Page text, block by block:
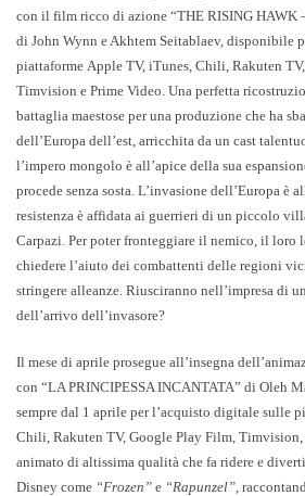
con il film ricco di azione “THE RISING HAWK
di John Wynn e Akhtem Seitablaev, disponibile
piattaforme Apple TV, iTunes, Chili, Rakuten
Timvision e Prime Video. Una perfetta
battaglia maestose per una produzione che ha
dell’Europa dell’est, arricchita da un cast
l’impero mongolo è all’apice della sua
procede senza sosta. L’invasione dell’Europa è
resistenza è affidata ai guerrieri di un piccolo
Carpazi. Per poter fronteggiare il nemico, il loro
chiedere l’aiuto dei combattenti delle regioni
stringere alleanze. Riusciranno nell’impresa di
dell’arrivo dell’invasore?
Il mese di aprile prosegue all’insegna
con “LA PRINCIPESSA INCANTATA” di Oleh
sempre dal 1 aprile per l’acquisto digitale sulle
Chili, Rakuten TV, Google Play Film, Timvision,
animato di altissima qualità che fa ridere e
Disney come “Frozen” e “Rapunzel”,